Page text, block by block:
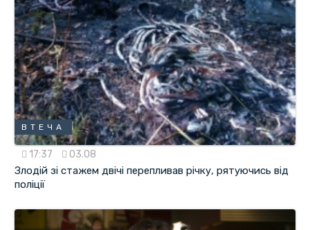
ВТЕЧА
17:37 03.08
Злодій зі стажем двічі перепливав річку, рятуючись від
поліції